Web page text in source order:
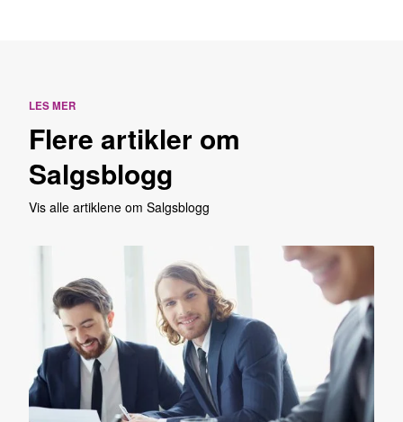
LES MER
Flere artikler om
Salgsblogg
Vis alle artiklene om Salgsblogg